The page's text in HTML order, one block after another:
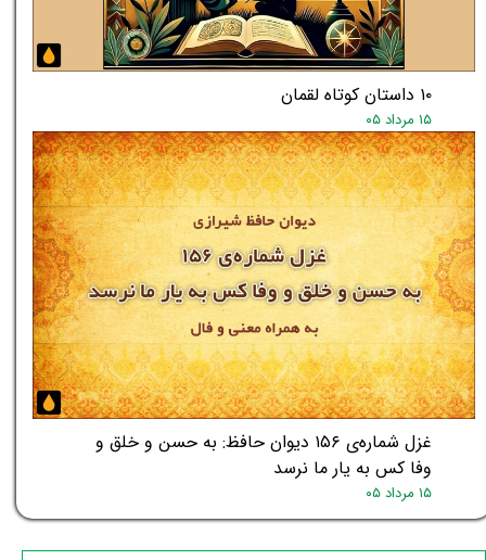
۱۰ داستان کوتاه لقمان
۱۵ مرداد ۰۵
غزل شماره‌ی ۱۵۶ دیوان حافظ: به حسن و خلق و
وفا کس به یار ما نرسد
۱۵ مرداد ۰۵